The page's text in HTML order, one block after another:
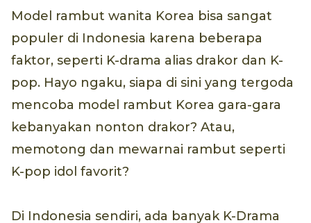
Model rambut wanita Korea bisa sangat
populer di Indonesia karena beberapa
faktor, seperti K-drama alias drakor dan K-
pop. Hayo ngaku, siapa di sini yang tergoda
mencoba model rambut Korea gara-gara
kebanyakan nonton drakor? Atau,
memotong dan mewarnai rambut seperti
K-pop idol favorit?
Di Indonesia sendiri, ada banyak K-Drama